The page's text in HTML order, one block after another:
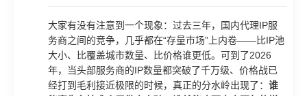
大家有没有注意到一个现象：过去三年，国内代理IP服
务商之间的竞争，几乎都在“存量市场”上内卷——比IP池
大小、比覆盖城市数量、比价格谁更低。可到了2026
年，当头部服务商的IP数量都突破了千万级、价格战已
经打到毛利接近极限的时候，真正的分水岭出现了： 谁